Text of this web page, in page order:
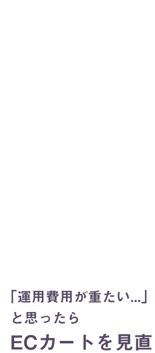
「運用費用が重たい...」
と思ったら
ECカートを見直